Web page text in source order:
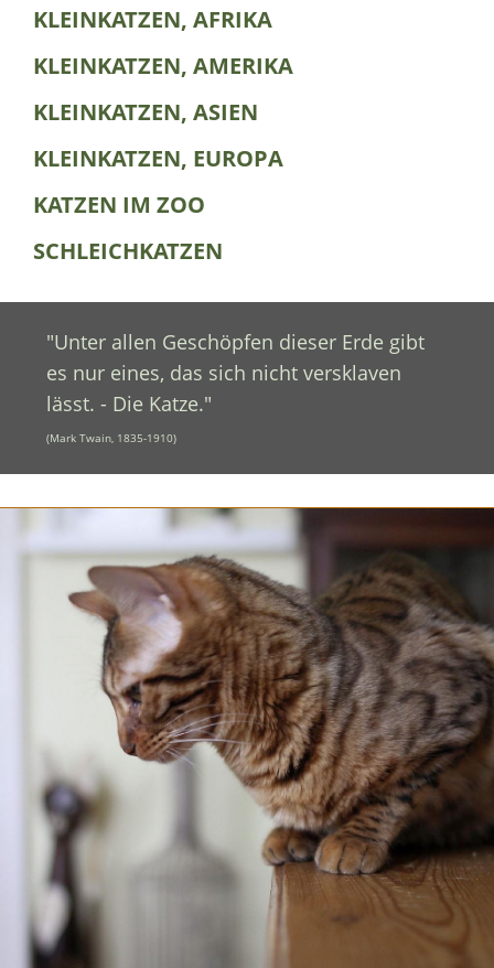
KLEINKATZEN, AFRIKA
KLEINKATZEN, AMERIKA
KLEINKATZEN, ASIEN
KLEINKATZEN, EUROPA
KATZEN IM ZOO
SCHLEICHKATZEN
"Unter allen Geschöpfen dieser Erde gibt
es nur eines, das sich nicht versklaven
lässt. - Die Katze."
(Mark Twain, 1835-1910)